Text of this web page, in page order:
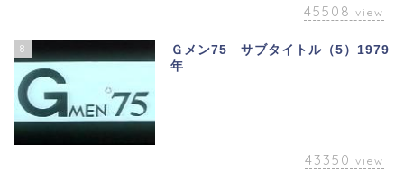
45508 view
8
Ｇメン75 サブタイトル（5）1979
年
43350 view